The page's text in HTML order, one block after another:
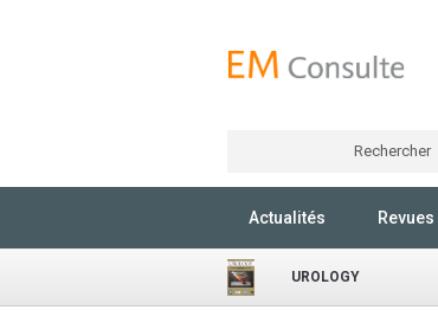
Rechercher
Actualités Revues
UROLOGY